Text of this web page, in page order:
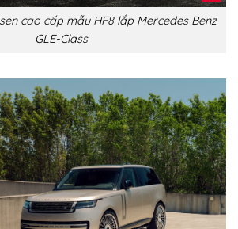
cao cấp mẫu HF8 lắp Mercedes Benz
GLE-Class